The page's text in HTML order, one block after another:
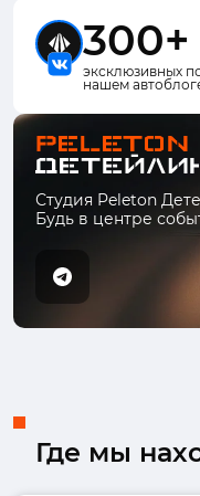
300+
эксклюзивных
нашем
Студия Peleton
Будь в центре
Где мы